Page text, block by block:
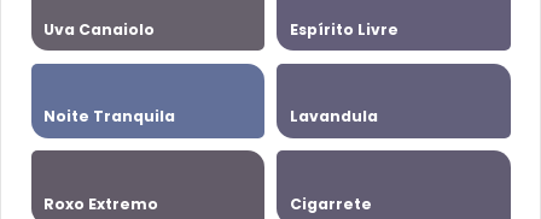
Uva Canaiolo Espírito Livre
Noite Tranquila Lavandula
Roxo Extremo Cigarrete